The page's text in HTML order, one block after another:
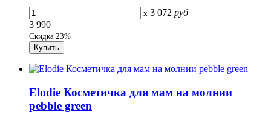
x 3 072 руб
3 990
Скидка 23%
Elodie Косметичка для мам на молнии
pebble green